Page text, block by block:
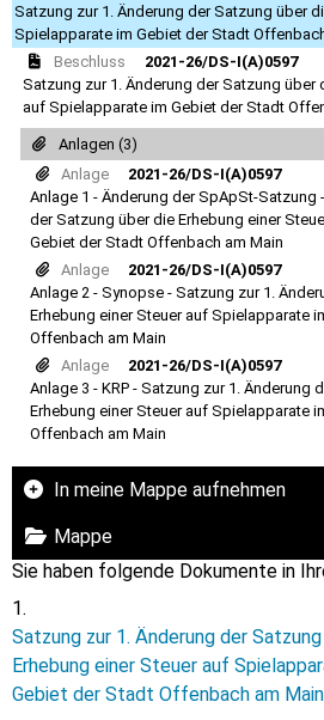
Satzung zur 1. Änderung der Satzung über
Spielapparate im Gebiet der Stadt
Beschluss
2021-26/DS-I(A)0597
Satzung zur 1. Änderung der Satzung über
auf Spielapparate im Gebiet der Stadt
Anlagen (3)
Anlage
2021-26/DS-I(A)0597
Anlage 1 - Änderung der SpApSt-Satzung
der Satzung über die Erhebung einer
Gebiet der Stadt Offenbach am Main
Anlage
2021-26/DS-I(A)0597
Anlage 2 - Synopse - Satzung zur 1.
Erhebung einer Steuer auf Spielapparate
Offenbach am Main
Anlage
2021-26/DS-I(A)0597
Anlage 3 - KRP - Satzung zur 1. Änderung
Erhebung einer Steuer auf Spielapparate
Offenbach am Main
In meine Mappe aufnehmen
Mappe
Sie haben folgende Dokumente in
Satzung zur 1. Änderung der
Erhebung einer Steuer auf
Gebiet der Stadt Offenbach am Main